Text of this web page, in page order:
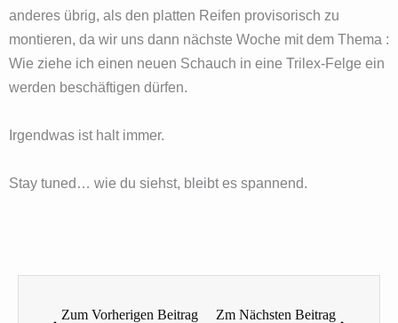
anderes übrig, als den platten Reifen provisorisch zu
montieren, da wir uns dann nächste Woche mit dem Thema :
Wie ziehe ich einen neuen Schauch in eine Trilex-Felge ein
werden beschäftigen dürfen.
Irgendwas ist halt immer.
Stay tuned… wie du siehst, bleibt es spannend.
Zum Vorherigen Beitrag Zm Nächsten Beitrag